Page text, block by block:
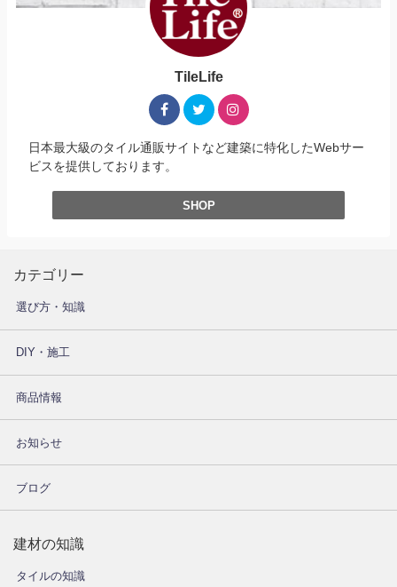
TileLife
日本最大級のタイル通販サイトなど建築に特化したWebサー
ビスを提供しております。
SHOP
カテゴリー
選び方・知識
DIY・施工
商品情報
お知らせ
ブログ
建材の知識
タイルの知識